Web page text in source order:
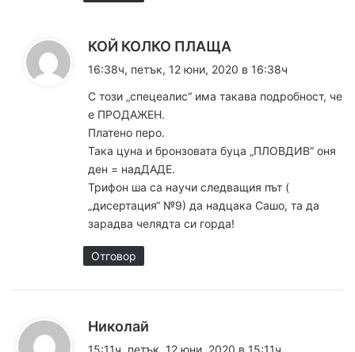
КОЙ КОЛКО ПЛАЩА
а
а
16:38ч, петък, 12 юни, 2020 в 16:38ч
С този „спецеалис“ има такава подробност, че
е ПРОДАЖЕН.
Платено перо.
Така цуна и бронзовата буца „ПЛОВДИВ“ оня
ден = надДАДЕ.
Трифон ша са научи следващия път (
„дисертация“ №9) да надцака Сашо, та да
зарадва челядта си горда!
Отговор
Николай
15:11ч, петък, 12 юни, 2020 в 15:11ч